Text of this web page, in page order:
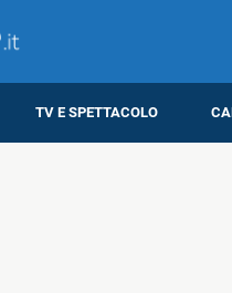
TV E SPETTACOLO